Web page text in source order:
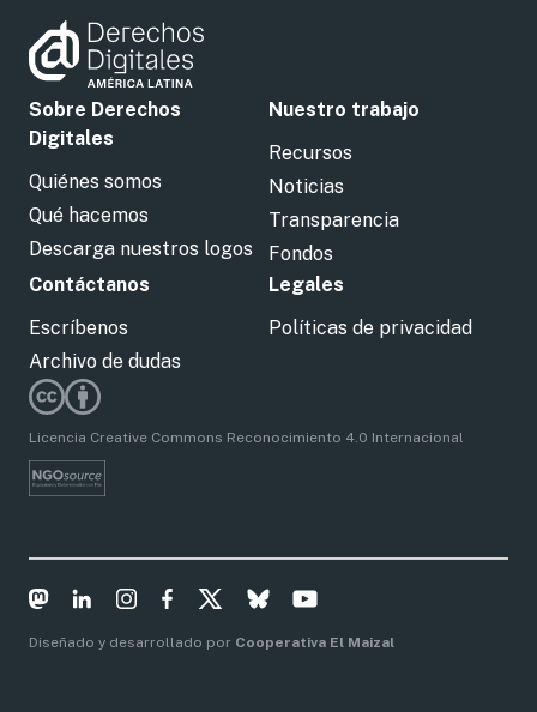
Sobre Derechos
Digitales
Quiénes somos
Qué hacemos
Descarga nuestros logos
Nuestro trabajo
Recursos
Noticias
Transparencia
Fondos
Contáctanos
Escríbenos
Archivo de dudas
Legales
Políticas de privacidad
Licencia Creative Commons Reconocimiento 4.0 Internacional
Diseñado y desarrollado por Cooperativa El Maizal